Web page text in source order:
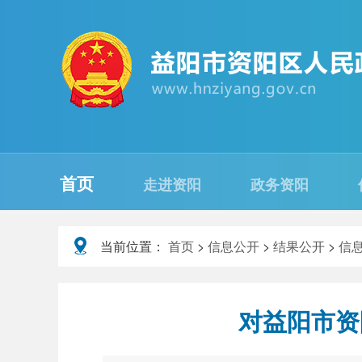
首页 走进资阳 政务资阳
当前位置： 首页 > 信息公开 > 结果公开 > 信
对益阳市